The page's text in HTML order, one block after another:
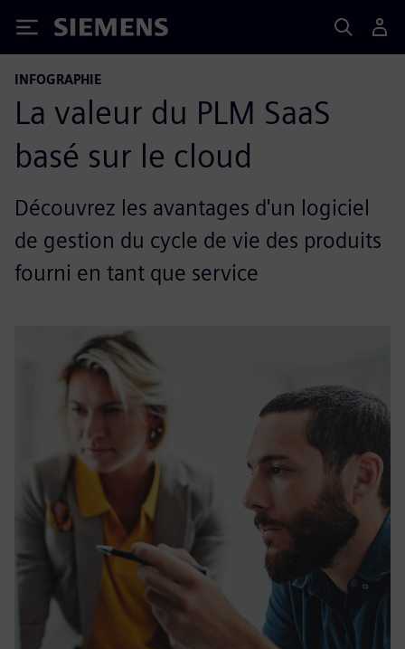
Siemens
INFOGRAPHIE
La valeur du PLM SaaS
basé sur le cloud
Découvrez les avantages d'un logiciel
de gestion du cycle de vie des produits
fourni en tant que service